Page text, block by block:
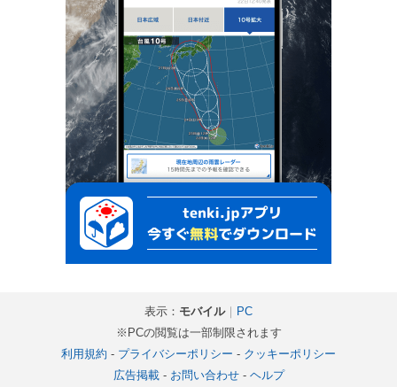
表示： モバイル｜ PC
※PCの閲覧は一部制限されます
利用規約 - プライバシーポリシー - クッキーポリシー
広告掲載- お問い合わせ- ヘルプ